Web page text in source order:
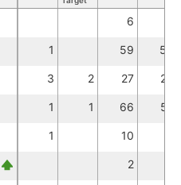
6
1 59 55
3 2 27 20
1 1 66 57
1 10
2